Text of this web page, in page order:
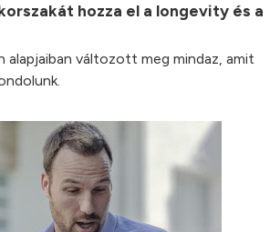
hozza el a longevity és a
alapjaiban változott meg mindaz, amit